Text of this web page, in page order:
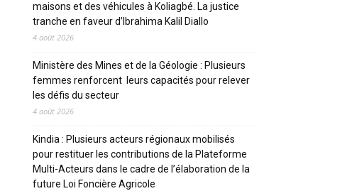
maisons et des véhicules à Koliagbé. La justice
tranche en faveur d’Ibrahima Kalil Diallo
4 août 2026
Ministère des Mines et de la Géologie : Plusieurs
femmes renforcent leurs capacités pour relever
les défis du secteur
4 août 2026
Kindia : Plusieurs acteurs régionaux mobilisés
pour restituer les contributions de la Plateforme
Multi-Acteurs dans le cadre de l’élaboration de la
future Loi Foncière Agricole